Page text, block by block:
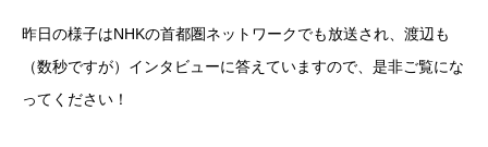
昨日の様子はNHKの首都圏ネットワークでも放送され、渡辺も
（数秒ですが）インタビューに答えていますので、是非ご覧にな
ってください！